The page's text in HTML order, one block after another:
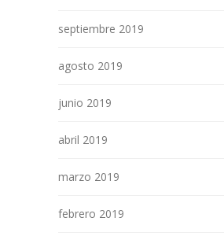
septiembre 2019
agosto 2019
junio 2019
abril 2019
marzo 2019
febrero 2019